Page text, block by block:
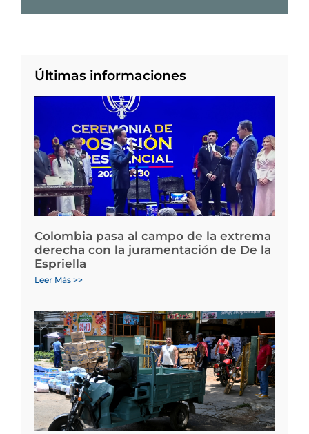
Últimas informaciones
Colombia pasa al campo de la extrema
derecha con la juramentación de De la
Espriella
Leer Más >>